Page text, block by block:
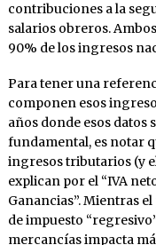
contribuciones a la
salarios obreros.
90% de los ingresos
Para tener una
componen esos
años donde esos datos
fundamental, es notar
ingresos tributarios (y
explican por el “IVA
Ganancias”. Mientras
de impuesto
mercancías impacta